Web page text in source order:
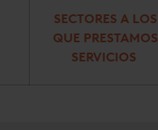
SECTORES A LOS
QUE PRESTAMOS
SERVICIOS